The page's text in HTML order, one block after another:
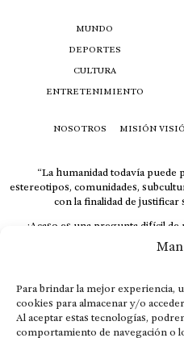
Para brindar la mejor experiencia,
cookies para almacenar y/o
Al aceptar estas tecnologías,
comportamiento de navegación o
MUNDO
DEPORTES
CULTURA
ENTRETENIMIENTO
NOSOTROS MISIÓN
“La humanidad todavía puede
estereotipos, comunidades,
con la finalidad de
¿Acaso es una pregunta difícil
respuesta al instante,
velocidad suficiente para responder
El concepto de familia no está
que surgen en nuestro diario
emparentados. Más bien, el